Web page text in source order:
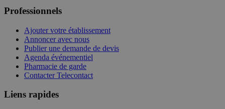
Professionnels
Ajouter votre établissement
Annoncer avec nous
Publier une demande de devis
Agenda événementiel
Pharmacie de garde
Contacter Telecontact
Liens rapides